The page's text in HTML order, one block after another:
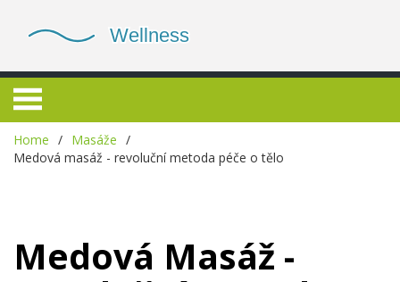
Home
Masáže
Medová masáž - revoluční metoda péče o tělo
Medová Masáž -